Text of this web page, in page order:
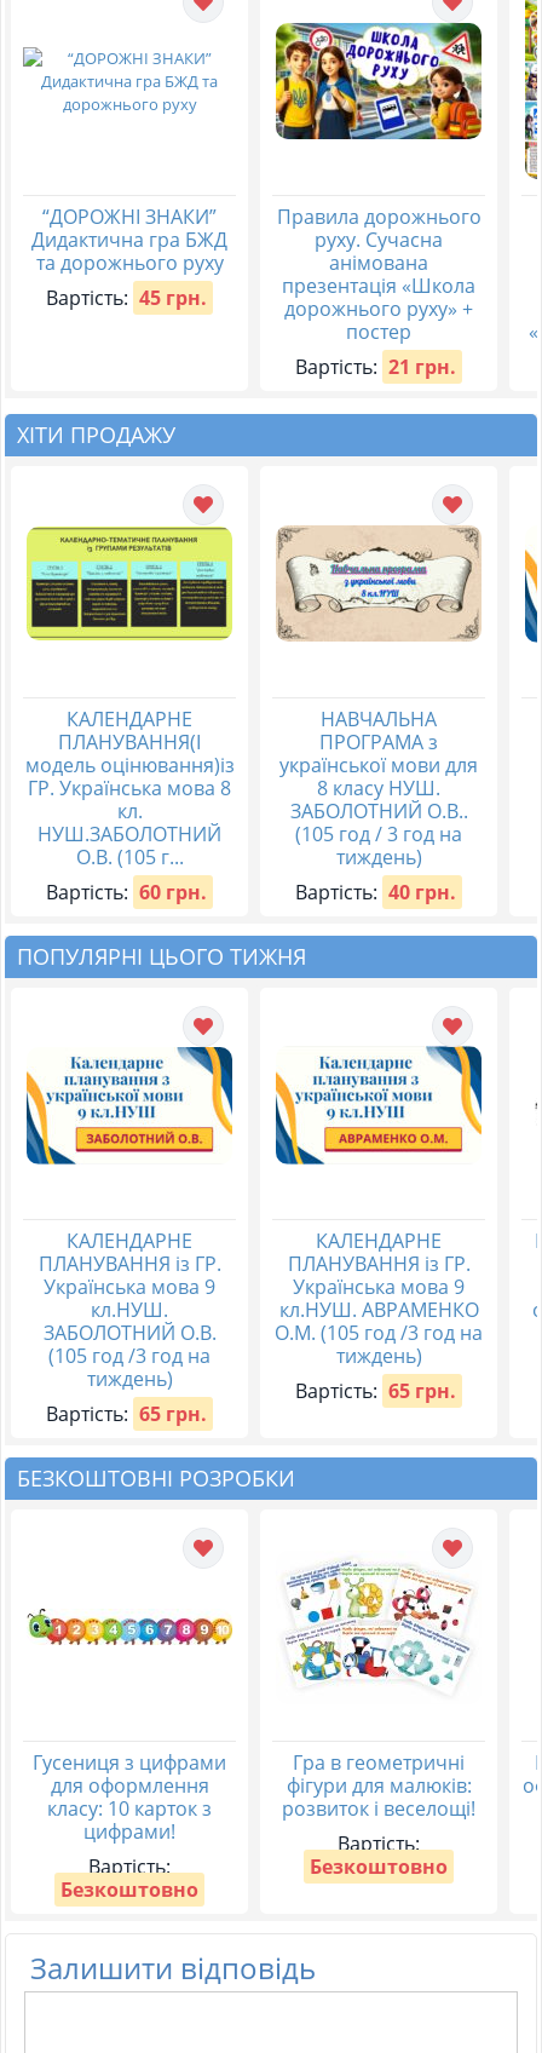
“ДОРОЖНІ ЗНАКИ”
Дидактична гра БЖД
та дорожнього руху
Вартість: 45 грн.
Правила дорожнього
руху. Сучасна
анімована
презентація «Школа
дорожнього руху» +
постер
Вартість: 21 грн.
ХІТИ ПРОДАЖУ
КАЛЕНДАРНЕ
ПЛАНУВАННЯ(І
модель оцінювання)із
ГР. Українська мова 8
кл.
НУШ.ЗАБОЛОТНИЙ
О.В. (105 г...
Вартість: 60 грн.
НАВЧАЛЬНА
ПРОГРАМА з
української мови для
8 класу НУШ.
ЗАБОЛОТНИЙ О.В..
(105 год / 3 год на
тиждень)
Вартість: 40 грн.
ПОПУЛЯРНІ ЦЬОГО ТИЖНЯ
КАЛЕНДАРНЕ
ПЛАНУВАННЯ із ГР.
Українська мова 9
кл.НУШ.
ЗАБОЛОТНИЙ О.В.
(105 год /3 год на
тиждень)
Вартість: 65 грн.
КАЛЕНДАРНЕ
ПЛАНУВАННЯ із ГР.
Українська мова 9
кл.НУШ. АВРАМЕНКО
О.М. (105 год /3 год на
тиждень)
Вартість: 65 грн.
БЕЗКОШТОВНІ РОЗРОБКИ
Гусениця з цифрами
для оформлення
класу: 10 карток з
цифрами!
Вартість:
Безкоштовно
Гра в геометричні
фігури для малюків:
розвиток і веселощі!
Вартість:
Безкоштовно
Залишити відповідь